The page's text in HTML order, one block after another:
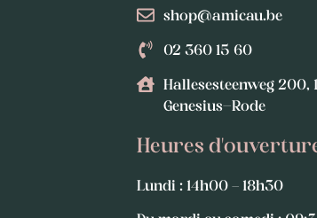
shop@amicau.be
02 360 15 60
Hallesesteenweg 200,
Genesius-Rode
Heures
Lundi : 14h00 – 18h30